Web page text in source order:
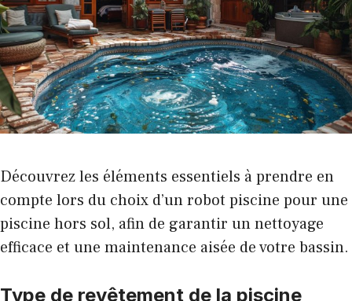
Découvrez les éléments essentiels à prendre en
compte lors du choix d’un robot piscine pour une
piscine hors sol, afin de garantir un nettoyage
efficace et une maintenance aisée de votre bassin.
Type de revêtement de la piscine